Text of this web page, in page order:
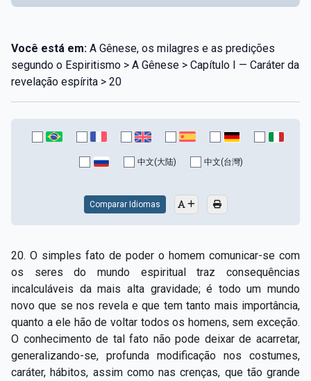
Você está em: A Gênese, os milagres e as predições
segundo o Espiritismo > A Gênese > Capítulo I — Caráter da
revelação espírita > 20
中文(大陆) 中文(台灣)
Comparar Idiomas
20. O simples fato de poder o homem comunicar-se com
os seres do mundo espiritual traz consequências
incalculáveis da mais alta gravidade; é todo um mundo
novo que se nos revela e que tem tanto mais importância,
quanto a ele hão de voltar todos os homens, sem exceção.
O conhecimento de tal fato não pode deixar de acarretar,
generalizando-se, profunda modificação nos costumes,
caráter, hábitos, assim como nas crenças, que tão grande